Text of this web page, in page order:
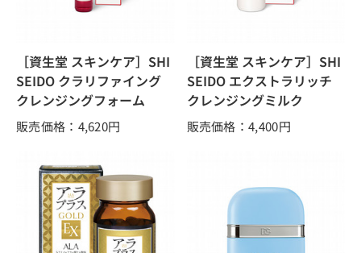
［資生堂 スキンケア］SHI
SEIDO クラリファイング
クレンジングフォーム
販売価格：4,620円
［資生堂 スキンケア］SHI
SEIDO エクストラリッチ
クレンジングミルク
販売価格：4,400円